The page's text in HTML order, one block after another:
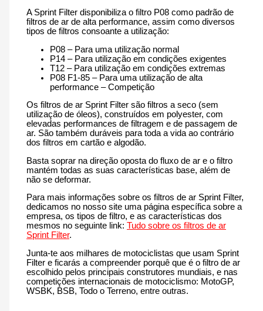
A Sprint Filter disponibiliza o filtro P08 como padrão de
filtros de ar de alta performance, assim como diversos
tipos de filtros consoante a utilização:
P08 – Para uma utilização normal
P14 – Para utilização em condições exigentes
T12 – Para utilização em condições extremas
P08 F1-85 – Para uma utilização de alta
performance – Competição
Os filtros de ar Sprint Filter são filtros a seco (sem
utilização de óleos), construídos em polyester, com
elevadas performances de filtragem e de passagem de
ar. São também duráveis para toda a vida ao contrário
dos filtros em cartão e algodão.
Basta soprar na direção oposta do fluxo de ar e o filtro
mantém todas as suas características base, além de
não se deformar.
Para mais informações sobre os filtros de ar Sprint Filter,
dedicamos no nosso site uma página específica sobre a
empresa, os tipos de filtro, e as características dos
mesmos no seguinte link:Tudo sobre os filtros de ar
Sprint Filter.
Junta-te aos milhares de motociclistas que usam Sprint
Filter e ficarás a compreender porquê que é o filtro de ar
escolhido pelos principais construtores mundiais, e nas
competições internacionais de motociclismo: MotoGP,
WSBK, BSB, Todo o Terreno, entre outras.